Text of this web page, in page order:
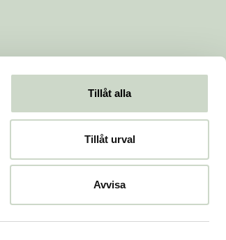
Tillåt alla
Tillåt urval
Avvisa